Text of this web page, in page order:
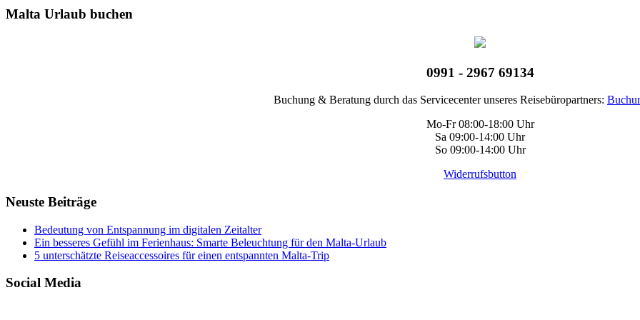
Malta Urlaub buchen
0991 - 2967 69134
Buchung & Beratung durch das Servicecenter unseres Reisebüropartners:
Mo-Fr 08:00-18:00 Uhr
Sa 09:00-14:00 Uhr
So 09:00-14:00 Uhr
Widerrufsbutton
Neuste Beiträge
Bedeutung von Entspannung im digitalen Zeitalter
Ein besseres Gefühl im Ferienhaus: Smarte Beleuchtung für den Malta-Urlaub
5 unterschätzte Reiseaccessoires für einen entspannten Malta-Trip
Social Media